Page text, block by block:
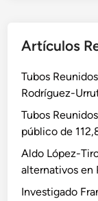
Artículos
Tubos
Rodríguez-
Tubos
público de
Aldo López-
alternativos en
Investigado